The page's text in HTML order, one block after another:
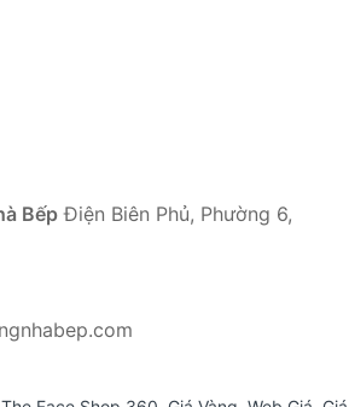
BếpĐiện Biên Phủ, Phường 6,